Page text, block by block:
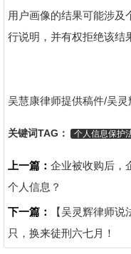
用户画像的结果可能涉及
行说明，并有权拒绝该结
吴慧康律师提供稿件/吴
关键词TAG： 个人信息保护
上一篇： 企业被收购后，
个人信息？
下一篇：
【吴灵辉律师
只，换来徒刑六七月！